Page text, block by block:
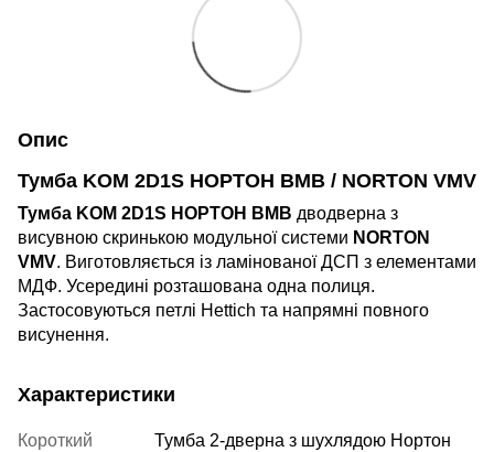
Опис
Тумба KOM 2D1S НОРТОН ВМВ / NORTON VMV
Тумба KOM 2D1S НОРТОН ВМВ дводверна з
висувною скринькою модульної системи NORTON
VMV. Виготовляється із ламінованої ДСП з елементами
МДФ. Усередині розташована одна полиця.
Застосовуються петлі Hettich та напрямні повного
висунення.
Характеристики
Короткий
Тумба 2-дверна з шухлядою Нортон